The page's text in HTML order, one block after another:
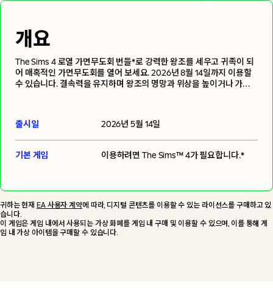
개요
The Sims 4 로열 가면무도회 번들*로 강력한 왕조를 세우고 귀족이 되
어 매혹적인 가면무도회를 열어 보세요. 2026년 8월 14일까지 이용할
수 있습니다. 결속력을 유지하며 왕조의 명망과 위상을 높이거나 가족
는 The Sims 4 왕실과 유산 확장팩과 The Sims 4 레이디 브리저튼의
가면무도회 번들이 포함되어 있습니다.
출시일 2026년 5월 14일
기본 게임 이용하려면The Sims™ 4가 필요합니다.*
귀하는 현재 EA 사용자 계약에 따라, 디지털 콘텐츠를 이용할 수 있는 라이선스를 구매하고 있
습니다.
이 게임은 게임 내에서 사용되는 가상 화폐를 게임 내 구매 및 이용할 수 있으며, 이를 통해 게
임 내 가상 아이템을 구매할 수 있습니다.